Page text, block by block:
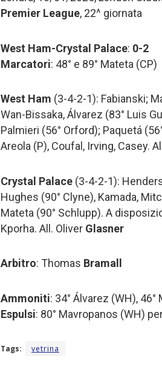
Premier League, 22^ giornata
West Ham-Crystal Palace: 0-2
Marcatori: 48° e 89° Mateta (CP)
West Ham (3-4-2-1): Fabianski;
Wan-Bissaka, Álvarez (83° Luis
Palmieri (56° Orford); Paquetá
Areola (P), Coufal, Irving, Casey.
Crystal Palace (3-4-2-1):
Hughes (90° Clyne), Kamada,
Mateta (90° Schlupp). A
Kporha. All. Oliver Glasner
Arbitro: Thomas Bramall
Ammoniti: 34° Álvarez (WH),
Espulsi: 80° Mavropanos (WH)
Tags: vetrina